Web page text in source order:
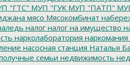
"ГТС" МУП "ГУКМУП "ПАТП"
мясо Мясокомбинат
налог налог на имущество
нарколаборатория наркомания
насосная станция Наталья
семьи недвижимость